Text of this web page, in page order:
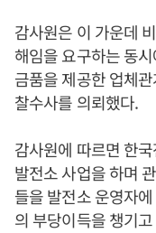
감사원은 이 가운데
해임을 요구하는 동
금품을 제공한 업체
찰수사를 의뢰했다.
감사원에 따르면 한
발전소 사업을 하며
들을 발전소 운영자
의 부당이득을 챙기